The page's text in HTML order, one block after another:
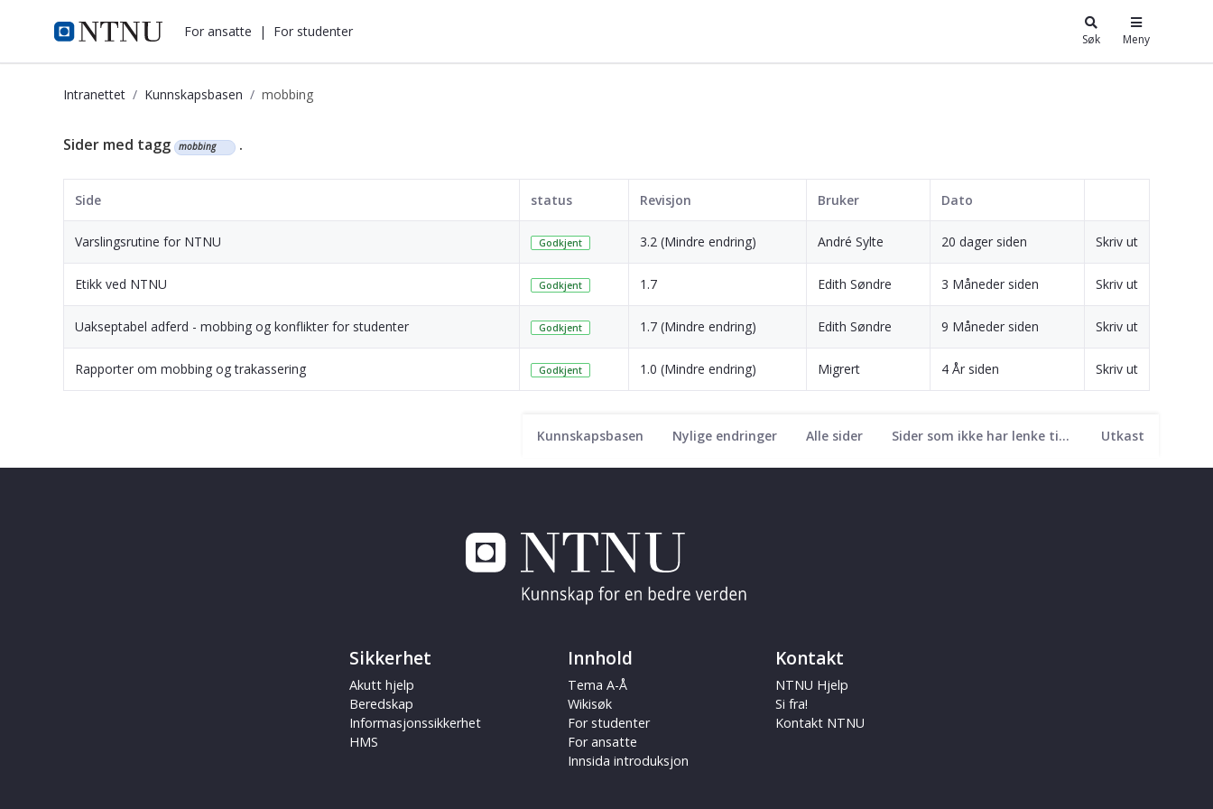
i.ntnu.no For ansatte | For studenter Søk Meny
Intranettet Kunnskapsbasen mobbing
Kunnskapsbasen
Kunnskapsbasen Nylige endringer Alle sider Sider som ikke har lenke til seg Utkast
Sider med tagg mobbing .
Side status Revisjon Bruker Dato
Varslingsrutine for NTNU Godkjent 3.2 (Mindre endring) André Sylte 20 dager siden Skriv ut
Etikk ved NTNU Godkjent 1.7 Edith Søndre 3 Måneder siden Skriv ut
Uakseptabel adferd - mobbing og konflikter for studenter Godkjent 1.7 (Mindre endring) Edith Søndre 9 Måneder siden Skriv ut
Rapporter om mobbing og trakassering Godkjent 1.0 (Mindre endring) Migrert 4 År siden Skriv ut
Sikkerhet
Akutt hjelp
Beredskap
Informasjonssikkerhet
HMS
Innhold
Tema A-Å
Wikisøk
For studenter
For ansatte
Innsida introduksjon
Kontakt
NTNU Hjelp
Si fra!
Kontakt NTNU